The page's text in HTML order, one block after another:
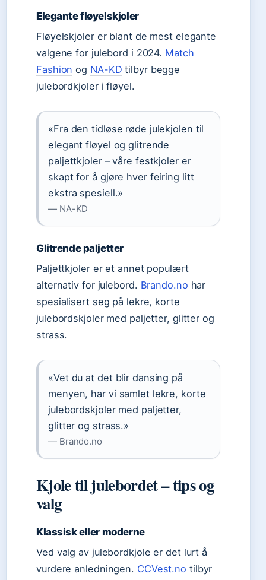
Elegante fløyelskjoler
Fløyelskjoler er blant de mest elegante
valgene for julebord i 2024. Match
Fashion og NA-KD tilbyr begge
julebordkjoler i fløyel.
«Fra den tidløse røde julekjolen til
elegant fløyel og glitrende
paljettkjoler – våre festkjoler er
skapt for å gjøre hver feiring litt
ekstra spesiell.»
— NA-KD
Glitrende paljetter
Paljettkjoler er et annet populært
alternativ for julebord. Brando.no har
spesialisert seg på lekre, korte
julebordskjoler med paljetter, glitter og
strass.
«Vet du at det blir dansing på
menyen, har vi samlet lekre, korte
julebordskjoler med paljetter,
glitter og strass.»
— Brando.no
Kjole til julebordet – tips og
valg
Klassisk eller moderne
Ved valg av julebordkjole er det lurt å
vurdere anledningen. CCVest.no tilbyr